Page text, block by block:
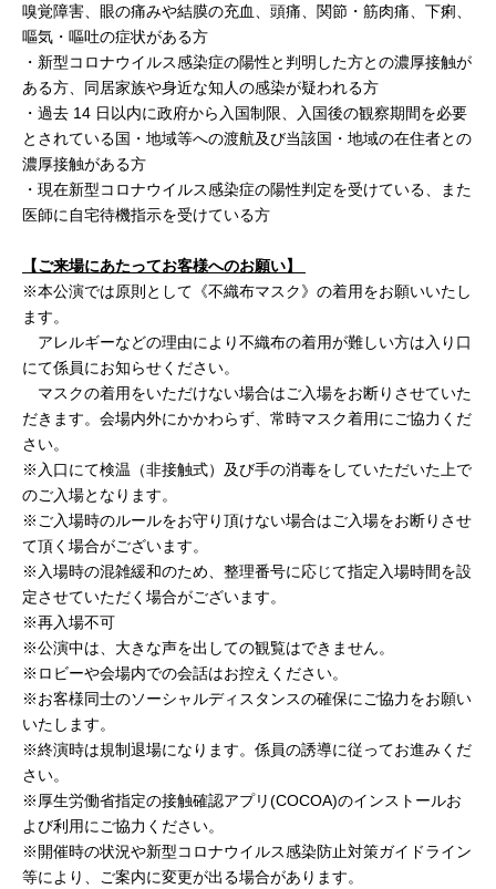
嗅覚障害、眼の痛みや結膜の充血、頭痛、関節・筋肉痛、下痢、
嘔気・嘔吐の症状がある方
・新型コロナウイルス感染症の陽性と判明した方との濃厚接触が
ある方、同居家族や身近な知人の感染が疑われる方
・過去 14 日以内に政府から入国制限、入国後の観察期間を必要
とされている国・地域等への渡航及び当該国・地域の在住者との
濃厚接触がある方
・現在新型コロナウイルス感染症の陽性判定を受けている、また
医師に自宅待機指示を受けている方
【ご来場にあたってお客様へのお願い】
※本公演では原則として《不織布マスク》の着用をお願いいたし
ます。
アレルギーなどの理由により不織布の着用が難しい方は入り口
にて係員にお知らせください。
マスクの着用をいただけない場合はご入場をお断りさせていた
だきます。会場内外にかかわらず、常時マスク着用にご協力くだ
さい。
※入口にて検温（非接触式）及び手の消毒をしていただいた上で
のご入場となります。
※ご入場時のルールをお守り頂けない場合はご入場をお断りさせ
て頂く場合がございます。
※入場時の混雑緩和のため、整理番号に応じて指定入場時間を設
定させていただく場合がございます。
※再入場不可
※公演中は、大きな声を出しての観覧はできません。
※ロビーや会場内での会話はお控えください。
※お客様同士のソーシャルディスタンスの確保にご協力をお願い
いたします。
※終演時は規制退場になります。係員の誘導に従ってお進みくだ
さい。
※厚生労働省指定の接触確認アプリ(COCOA)のインストールお
よび利用にご協力ください。
※開催時の状況や新型コロナウイルス感染防止対策ガイドライン
等により、ご案内に変更が出る場合があります。